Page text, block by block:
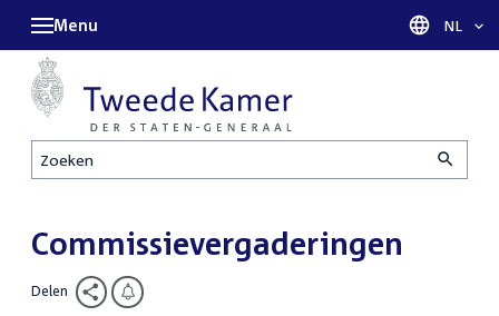
Zoeken
Menu Taal
NL
Commissievergaderingen
Delen